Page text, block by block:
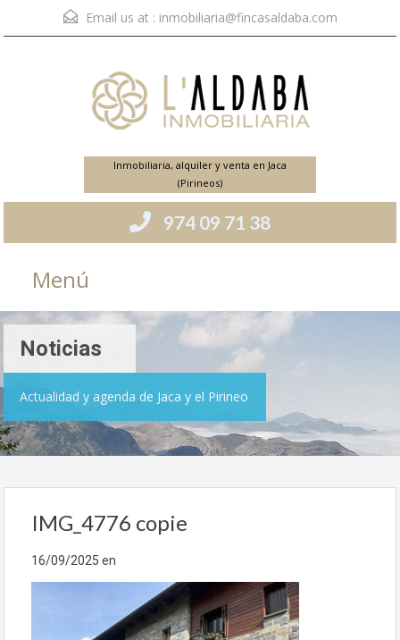
Email us at : inmobiliaria@fincasaldaba.com
Inmobiliaria, alquiler y venta en Jaca
(Pirineos)
974 09 71 38
Menú
Noticias
Actualidad y agenda de Jaca y el Pirineo
IMG_4776 copie
16/09/2025 en